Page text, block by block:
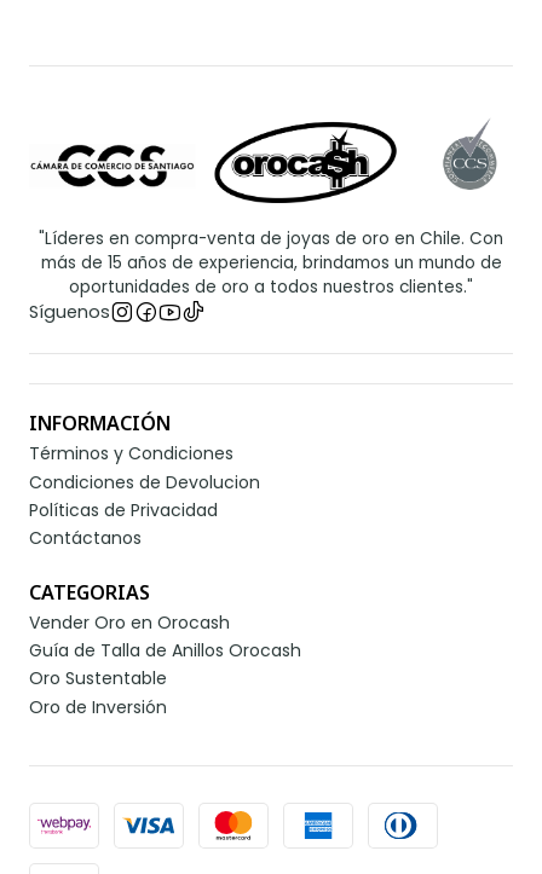
"Líderes en compra-venta de joyas de oro en Chile. Con
más de 15 años de experiencia, brindamos un mundo de
oportunidades de oro a todos nuestros clientes."
Síguenos
INFORMACIÓN
Términos y Condiciones
Condiciones de Devolucion
Políticas de Privacidad
Contáctanos
CATEGORIAS
Vender Oro en Orocash
Guía de Talla de Anillos Orocash
Oro Sustentable
Oro de Inversión